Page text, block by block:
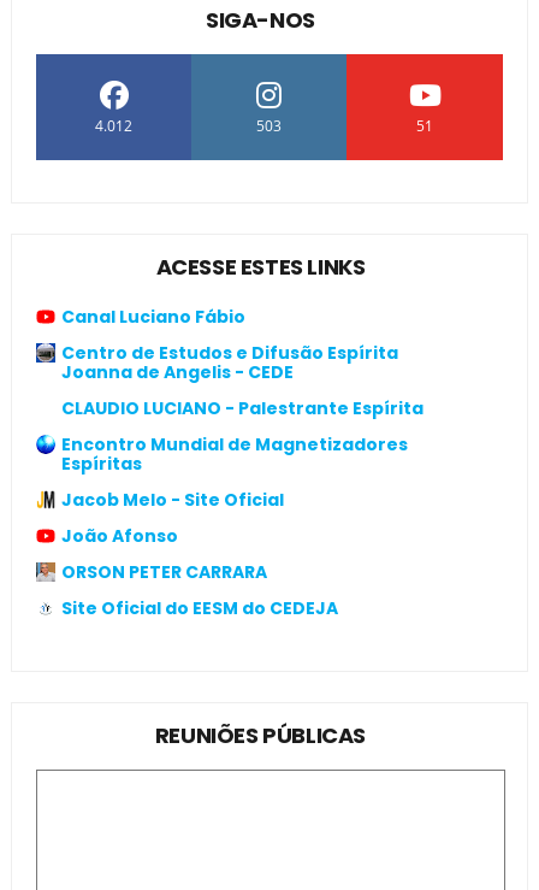
SIGA-NOS
4.012 503 51
ACESSE ESTES LINKS
Canal Luciano Fábio
Centro de Estudos e Difusão Espírita
Joanna de Angelis - CEDE
CLAUDIO LUCIANO - Palestrante Espírita
Encontro Mundial de Magnetizadores
Espíritas
Jacob Melo - Site Oficial
João Afonso
ORSON PETER CARRARA
Site Oficial do EESM do CEDEJA
REUNIÕES PÚBLICAS